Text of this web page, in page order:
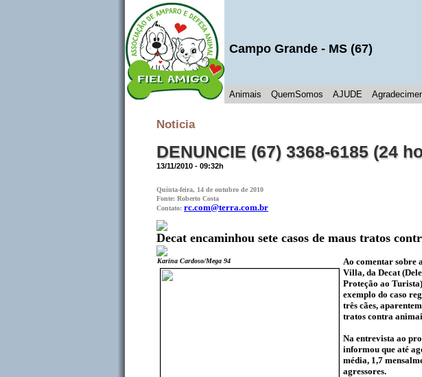
Campo Grande - MS (67)
Animais QuemSomos AJUDE
Noticia
DENUNCIE (67) 3368-6185 (24
13/11/2010 - 09:32h
Quinta-feira, 14 de outubro de 2010
Fonte: Roberto Costa
Contato: rc.com@terra.com.br
Decat encaminhou sete casos de maus tratos
Karina Cardoso/Mega 94
Ao comentar sobre
Villa, da Decat
Proteção ao
exemplo do caso
três cães,
tratos contra
Na entrevista ao
informou que até
média, 1,7
agressores.